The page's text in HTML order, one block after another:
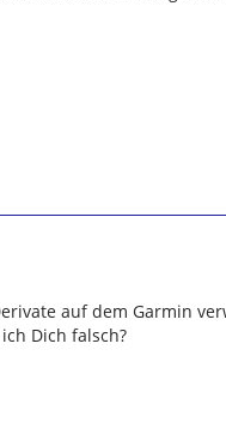
auf dem Garmin
Dich falsch?